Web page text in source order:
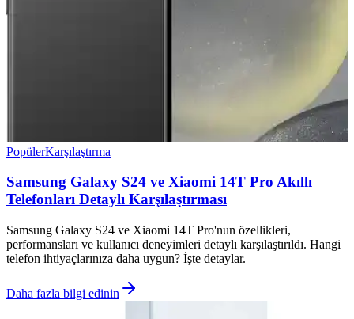
PopülerKarşılaştırma
Samsung Galaxy S24 ve Xiaomi 14T Pro Akıllı
Telefonları Detaylı Karşılaştırması
Samsung Galaxy S24 ve Xiaomi 14T Pro'nun özellikleri,
performansları ve kullanıcı deneyimleri detaylı karşılaştırıldı. Hangi
telefon ihtiyaçlarınıza daha uygun? İşte detaylar.
Daha fazla bilgi edinin